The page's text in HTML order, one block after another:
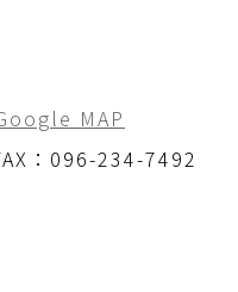
MAP
：096-234-7492